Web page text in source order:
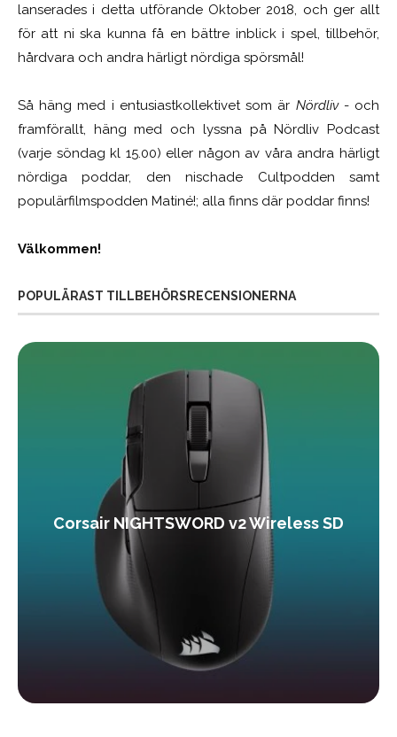
lanserades i detta utförande Oktober 2018, och ger allt
för att ni ska kunna få en bättre inblick i spel, tillbehör,
hårdvara och andra härligt nördiga spörsmål!
Så häng med i entusiastkollektivet som är Nördliv- och
framförallt, häng med och lyssna på Nördliv Podcast
(varje söndag kl 15.00) eller någon av våra andra härligt
nördiga poddar, den nischade Cultpodden samt
populärfilmspodden Matiné!; alla finns där poddar finns!
Välkommen!
POPULÄRAST TILLBEHÖRSRECENSIONERNA
Corsair NIGHTSWORD v2 Wireless SD